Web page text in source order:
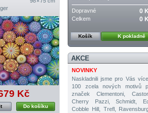
Kč
Do košíku
Dopravné 0
Celkem 0
Košík K pokladně
AKCE
NOVINKY
Naskladnili jsme pro Vás
100 zcela nových motivů
značek Clementoni,
Cherry Pazzi, Schmidt,
Cobble Hill, Trefl,